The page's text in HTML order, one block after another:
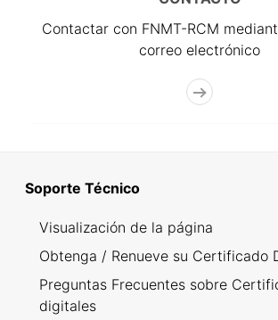
Contactar con FNMT-RCM
correo electrónico
Soporte Técnico
Visualización de la página
Obtenga / Renueve su Certificado
Preguntas Frecuentes sobre
digitales